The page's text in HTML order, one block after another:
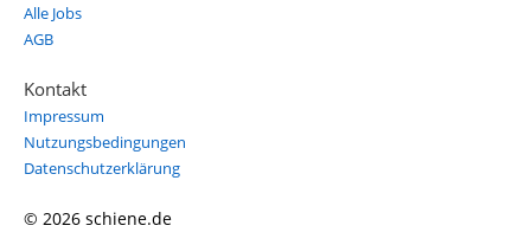
Alle Jobs
AGB
Kontakt
Impressum
Nutzungsbedingungen
Datenschutzerklärung
© 2026 schiene.de